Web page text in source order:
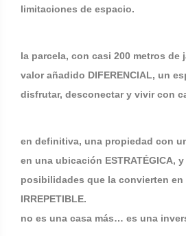
limitaciones de espacio.
la parcela, con casi 200 metros de
valor añadido DIFERENCIAL, un
disfrutar, desconectar y vivir con
en definitiva, una propiedad con
en una ubicación ESTRATÉGICA,
posibilidades que la convierten
IRREPETIBLE.
no es una casa más… es una